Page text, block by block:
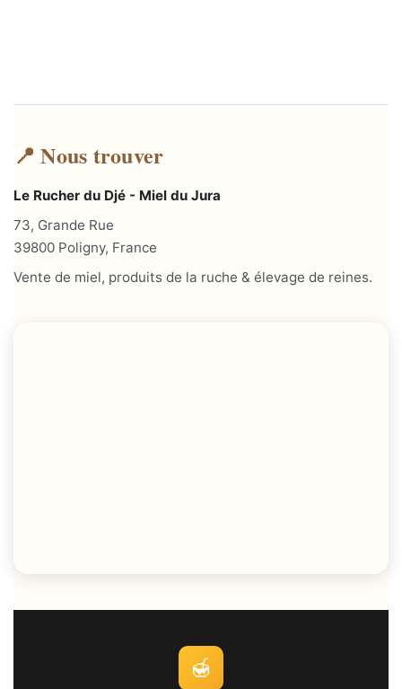
📍 Nous trouver
Le Rucher du Djé - Miel du Jura
73, Grande Rue
39800 Poligny, France
Vente de miel, produits de la ruche & élevage de reines.
🍯